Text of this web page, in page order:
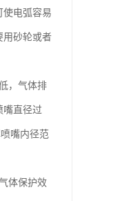
使电弧容易
用砂轮或者
，气体排
嘴直径过
嘴内径范
体保护效